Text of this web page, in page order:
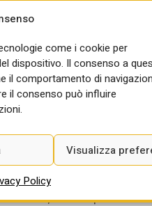
come i cookie per
dispositivo. Il consenso a
il comportamento di
il consenso può influire
Visualizza
Policy
italiane è esteso e
e quindi oggi hanno
in 8a commissione
con istituzioni,
la trasformazione
straordinario di
rispetto a
Poi, per una logistica
competenze. La terza
& Logistics
per ogni forma
Infine, con la quarta